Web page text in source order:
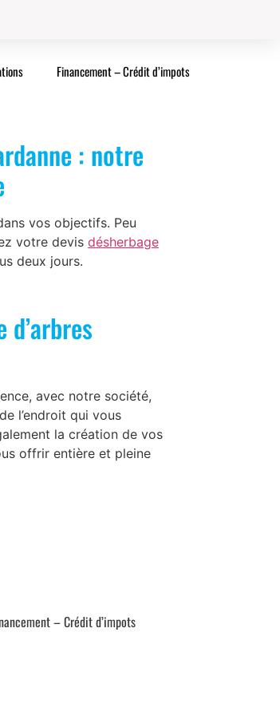
Financement – Crédit d’impots
: notre
vos objectifs. Peu
votre devis désherbage
deux jours.
avec notre société,
l’endroit qui vous
la création de vos
offrir entière et pleine
– Crédit d’impots